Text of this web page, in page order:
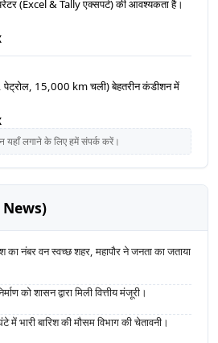
(Excel & Tally एक्सपर्ट) की आवश्यकता है।
15,000 km चली) बेहतरीन कंडीशन में
यहाँ लगाने के लिए हमें संपर्क करें।
News)
का नंबर वन स्वच्छ शहर, महापौर ने जनता का जताया
को शासन द्वारा मिली वित्तीय मंजूरी।
भारी बारिश की मौसम विभाग की चेतावनी।